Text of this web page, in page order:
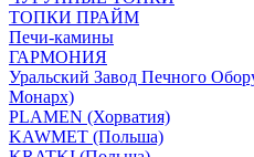
ТОПКИ ПРАЙМ
Печи-камины
ГАРМОНИЯ
Уральский Завод Печного
Монарх)
PLAMEN (Хорватия)
KAWMET (Польша)